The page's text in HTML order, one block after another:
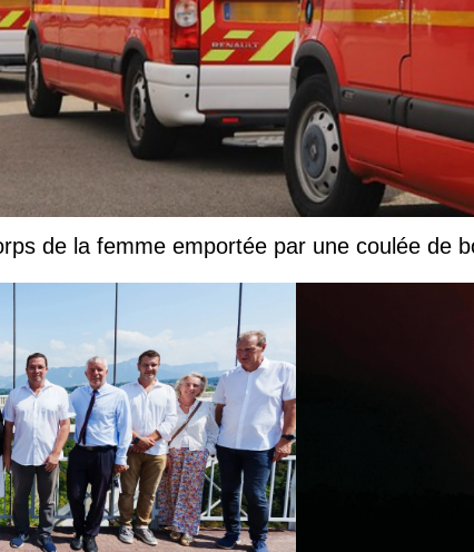
de la femme emportée par une coulée de